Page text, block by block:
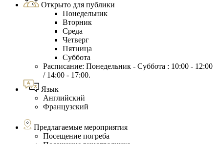
Открыто для публики
Понедельник
Вторник
Среда
Четверг
Пятница
Суббота
Расписание: Понедельник - Суббота : 10:00 - 12:00
/ 14:00 - 17:00.
Язык
Английский
Французский
Предлагаемые мероприятия
Посещение погреба